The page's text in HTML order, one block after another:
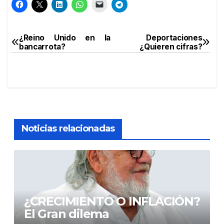
Navegación
Deportaciones
¿Quieren cifras?
¿Reino Unido en la
bancarrota?
Noticias relacionadas
¿CRECIMIENTO O INFLACIÓN?
El Gran dilema